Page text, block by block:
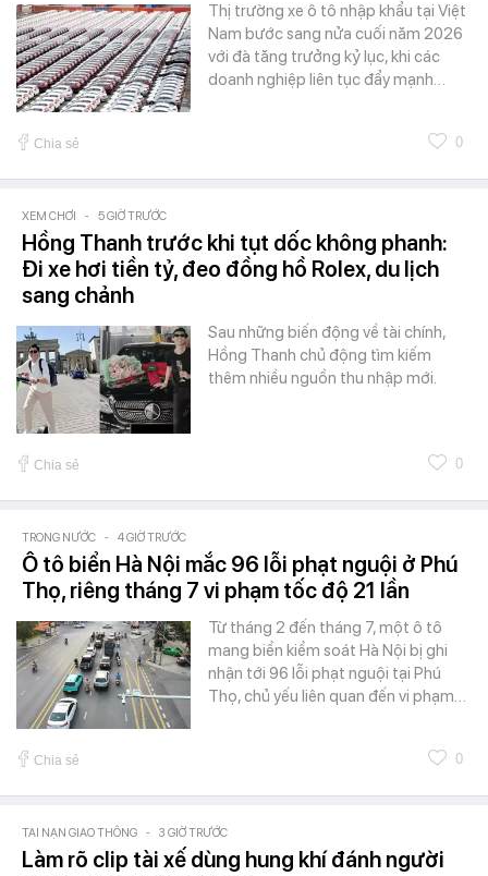
Thị trường xe ô tô nhập khẩu tại Việt
Nam bước sang nửa cuối năm 2026
với đà tăng trưởng kỷ lục, khi các
doanh nghiệp liên tục đẩy mạnh…
Chia sẻ 0
XEM CHƠI - 5 GIỜ TRƯỚC
Hồng Thanh trước khi tụt dốc không phanh:
Đi xe hơi tiền tỷ, đeo đồng hồ Rolex, du lịch
sang chảnh
Sau những biến động về tài chính,
Hồng Thanh chủ động tìm kiếm
thêm nhiều nguồn thu nhập mới.
Chia sẻ 0
TRONG NƯỚC - 4 GIỜ TRƯỚC
Ô tô biển Hà Nội mắc 96 lỗi phạt nguội ở Phú
Thọ, riêng tháng 7 vi phạm tốc độ 21 lần
Từ tháng 2 đến tháng 7, một ô tô
mang biển kiểm soát Hà Nội bị ghi
nhận tới 96 lỗi phạt nguội tại Phú
Thọ, chủ yếu liên quan đến vi phạm…
Chia sẻ 0
TAI NẠN GIAO THÔNG - 3 GIỜ TRƯỚC
Làm rõ clip tài xế dùng hung khí đánh người